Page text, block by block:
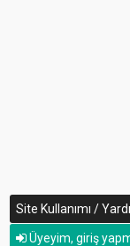
Site Kullanımı /
Üyeyim, giriş